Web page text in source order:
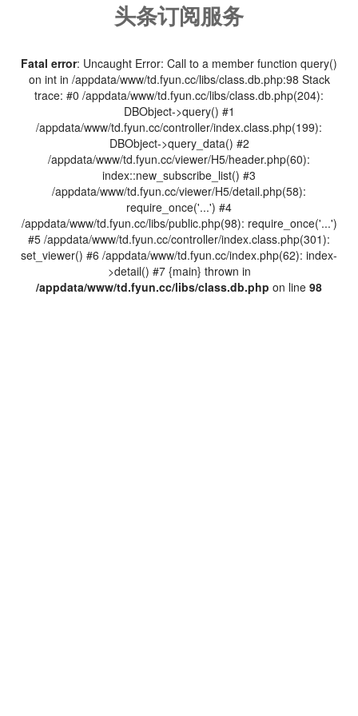
头条订阅服务
Fatal error: Uncaught Error: Call to a member function query()
on int in /appdata/www/td.fyun.cc/libs/class.db.php:98 Stack
trace: #0 /appdata/www/td.fyun.cc/libs/class.db.php(204):
DBObject->query() #1
/appdata/www/td.fyun.cc/controller/index.class.php(199):
DBObject->query_data() #2
/appdata/www/td.fyun.cc/viewer/H5/header.php(60):
index::new_subscribe_list() #3
/appdata/www/td.fyun.cc/viewer/H5/detail.php(58):
require_once('...') #4
/appdata/www/td.fyun.cc/libs/public.php(98): require_once('...')
#5 /appdata/www/td.fyun.cc/controller/index.class.php(301):
set_viewer() #6 /appdata/www/td.fyun.cc/index.php(62): index-
>detail() #7 {main} thrown in
/appdata/www/td.fyun.cc/libs/class.db.php on line 98